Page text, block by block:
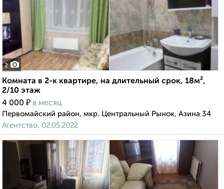
2
Комната в 2-к квартире, на длительный срок, 18м²,
2/10 этаж
4 000 ₽ в месяц
Первомайский район, мкр. Центральный Рынок, Азина 34
Агентство, 02.05.2022